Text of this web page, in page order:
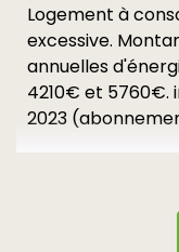
Logement à
excessive.
annuelles
4210€ et 5760€.
2023